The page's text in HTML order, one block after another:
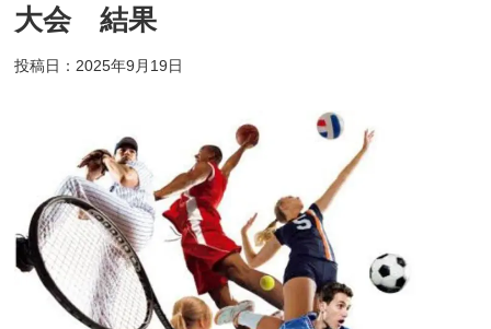
大会 結果
投稿日：2025年9月19日